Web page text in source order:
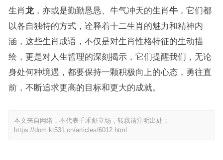
生肖龙，亦或是勤勤恳恳、牛气冲天的生肖牛，它们都
以各自独特的方式，诠释着十二生肖的魅力和精神内
涵，这些生肖成语，不仅是对生肖性格特征的生动描
绘，更是对人生哲理的深刻揭示，它们提醒我们，无论
身处何种境遇，都要保持一颗积极向上的心态，勇往直
前，不断追求更高的目标和更大的成就。
本文来自网络，不代表千禾舒立场，转载请注明出处：
https://dom.kt531.cn/articles/6012.html